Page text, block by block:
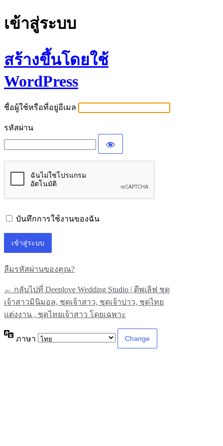
เข้าสู่ระบบ
สร้างขึ้นโดยใช้
WordPress
ชื่อผู้ใช้หรือที่อยู่อีเมล
รหัสผ่าน
บันทึกการใช้งานของฉัน
ลืมรหัสผ่านของคุณ?
← กลับไปที่ Deeplove Wedding Studio | ดีพเลิฟ ชุด
เจ้าสาวมินิมอล, ชุดเจ้าสาว, ชุดเจ้าบ่าว, ชุดไทย
แต่งงาน , ชุดไทยเจ้าสาว โดยเฉพาะ
ภาษา